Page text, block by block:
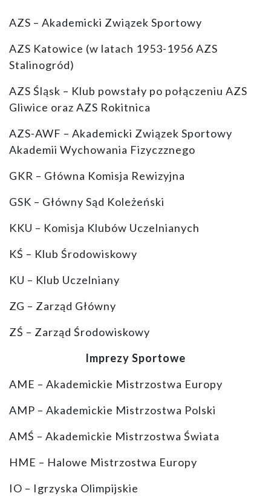
AZS – Akademicki Związek Sportowy
AZS Katowice (w latach 1953-1956 AZS
Stalinogród)
AZS Śląsk – Klub powstały po połączeniu AZS
Gliwice oraz AZS Rokitnica
AZS-AWF – Akademicki Związek Sportowy
Akademii Wychowania Fizyczznego
GKR – Główna Komisja Rewizyjna
GSK – Główny Sąd Koleżeński
KKU – Komisja Klubów Uczelnianych
KŚ – Klub Środowiskowy
KU – Klub Uczelniany
ZG – Zarząd Główny
ZŚ – Zarząd Środowiskowy
Imprezy Sportowe
AME – Akademickie Mistrzostwa Europy
AMP – Akademickie Mistrzostwa Polski
AMŚ – Akademickie Mistrzostwa Świata
HME – Halowe Mistrzostwa Europy
IO – Igrzyska Olimpijskie